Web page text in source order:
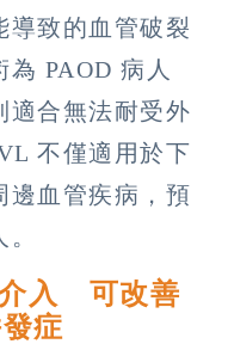
導致的血管破裂
PAOD 病人
適合無法耐受外
不僅適用於下
邊血管疾病，預
入 可改善
症